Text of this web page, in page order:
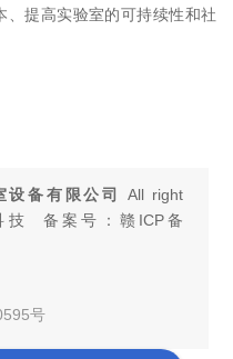
、提高实验室的可持续性和社
设备有限公司
All right
技 备案号： 赣ICP备
号